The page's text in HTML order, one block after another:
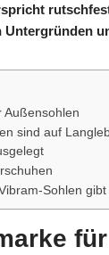
Untergründen
Außensohlen
sind auf
Sohlen gibt
für